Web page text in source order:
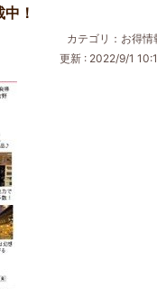
！
カテゴリ：お得情
更新 : 2022/9/1